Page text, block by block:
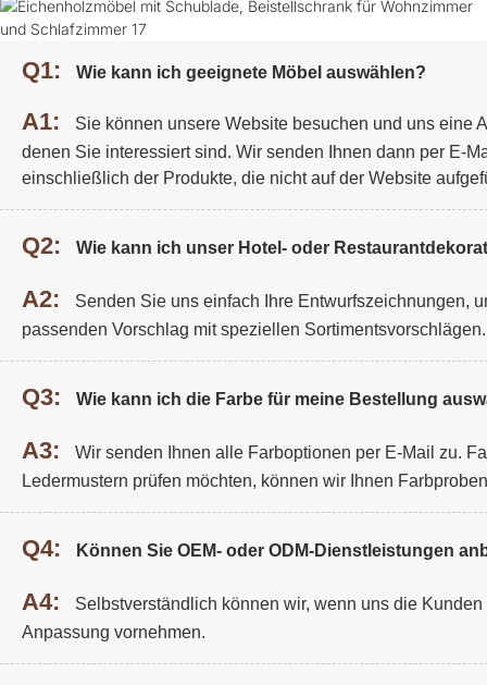
Q1: Wie kann ich geeignete Möbel auswählen?
A1:
Sie können unsere Website besuchen und uns eine
denen Sie interessiert sind. Wir senden Ihnen dann per E-
einschließlich der Produkte, die nicht auf der Website
Q2: Wie kann ich unser Hotel- oder
A2:
Senden Sie uns einfach Ihre Entwurfszeichnungen,
passenden Vorschlag mit speziellen Sortimentsvorschlägen.
Q3: Wie kann ich die Farbe für meine Bestellung
A3:
Wir senden Ihnen alle Farboptionen per E-Mail zu.
Ledermustern prüfen möchten, können wir Ihnen
Q4: Können Sie OEM- oder ODM-Dienstleistungen
A4:
Selbstverständlich können wir, wenn uns die
Anpassung vornehmen.